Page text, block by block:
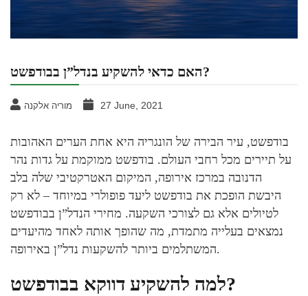
האם כדאי להשקיע בנדל”ן בבודפשט?
מוריה אלקנה 27 June, 2021
בודפשט, עיר הבירה של הונגריה היא אחת הערים האהובות
על תיירים מכל רחבי העולם. בודפשט ממוקמת על גדות נהר
הדנובה במרכז אירופה, המיקום האטרקטיבי שלה בלב
היבשת הופכת את בודפשט ליעד פופולרי במיוחד – לא רק
לטיולים אלא גם לצורכי השקעה. מחירי הנדל”ן בבודפשט
נמצאים בעלייה מתמדת, מה שהופך אותה לאחד מהיעדים
המשתלמים ביותר להשקעות נדל”ן באירופה.
למה להשקיע דווקא בבודפשט?